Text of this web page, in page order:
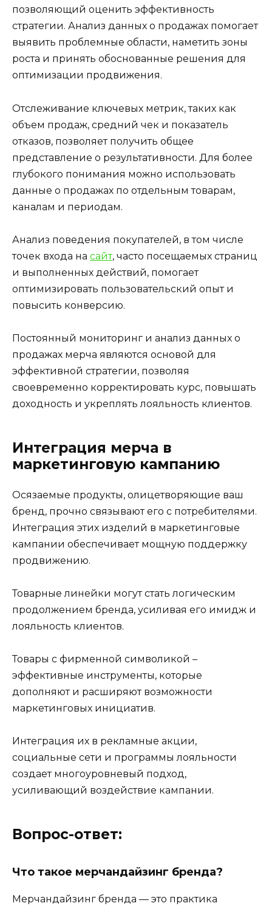
позволяющий оценить эффективность
стратегии. Анализ данных о продажах помогает
выявить проблемные области, наметить зоны
роста и принять обоснованные решения для
оптимизации продвижения.
Отслеживание ключевых метрик, таких как
объем продаж, средний чек и показатель
отказов, позволяет получить общее
представление о результативности. Для более
глубокого понимания можно использовать
данные о продажах по отдельным товарам,
каналам и периодам.
Анализ поведения покупателей, в том числе
точек входа на сайт, часто посещаемых страниц
и выполненных действий, помогает
оптимизировать пользовательский опыт и
повысить конверсию.
Постоянный мониторинг и анализ данных о
продажах мерча являются основой для
эффективной стратегии, позволяя
своевременно корректировать курс, повышать
доходность и укреплять лояльность клиентов.
Интеграция мерча в
маркетинговую кампанию
Осязаемые продукты, олицетворяющие ваш
бренд, прочно связывают его с потребителями.
Интеграция этих изделий в маркетинговые
кампании обеспечивает мощную поддержку
продвижению.
Товарные линейки могут стать логическим
продолжением бренда, усиливая его имидж и
лояльность клиентов.
Товары с фирменной символикой –
эффективные инструменты, которые
дополняют и расширяют возможности
маркетинговых инициатив.
Интеграция их в рекламные акции,
социальные сети и программы лояльности
создает многоуровневый подход,
усиливающий воздействие кампании.
Вопрос-ответ:
Что такое мерчандайзинг бренда?
Мерчандайзинг бренда — это практика